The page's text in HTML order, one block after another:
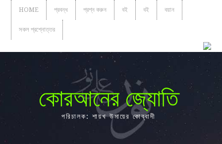
HOME প্রবন্ধ প্রশ্ন করুন বই বই বয়ান
সকল প্রশ্নোত্তর
কোরআনের জ্যোতি
পরিচালক: শায়খ উমায়ের কোব্বাদী